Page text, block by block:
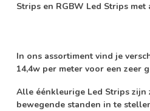
Strips en RGBW Led Strips
In ons assortiment vind je
14,4w per meter voor een zeer
Alle éénkleurige Led Strips zijn
bewegende standen in te